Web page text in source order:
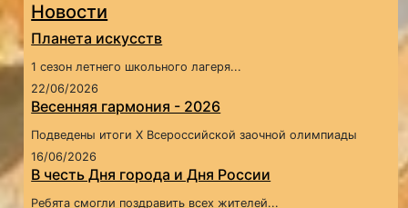
Новости
Планета искусств
1 сезон летнего школьного лагеря...
22/06/2026
Весенняя гармония - 2026
Подведены итоги X Всероссийской заочной олимпиады
16/06/2026
В честь Дня города и Дня России
Ребята смогли поздравить всех жителей...